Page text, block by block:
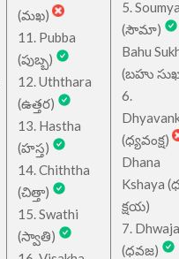
(మఖ)
11. Pubba
(పుబ్బ)
12. Uththara
(ఉత్తర)
13. Hastha
(హస్త)
14. Chiththa
(చిత్తా)
15. Swathi
(స్వాతి)
5.
(సౌమా)
Bahu
(బహు
6.
(ధ్యవంక్ష)
Dhana
Kshaya
క్షయ)
7. Dhwaja
(ధవజ)